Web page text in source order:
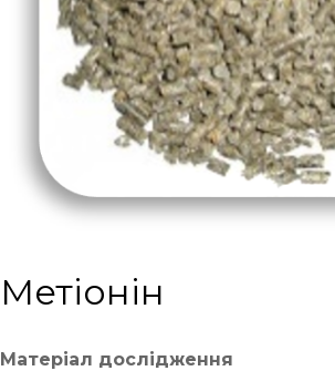
Метіонін
Матеріал дослідження